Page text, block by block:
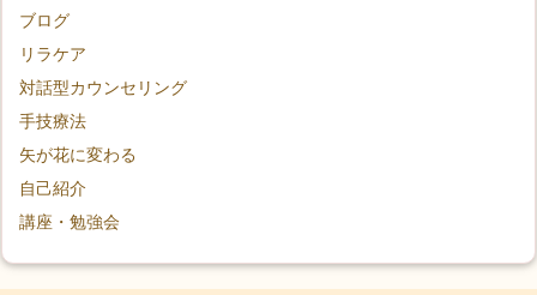
ブログ
リラケア
対話型カウンセリング
手技療法
矢が花に変わる
自己紹介
講座・勉強会